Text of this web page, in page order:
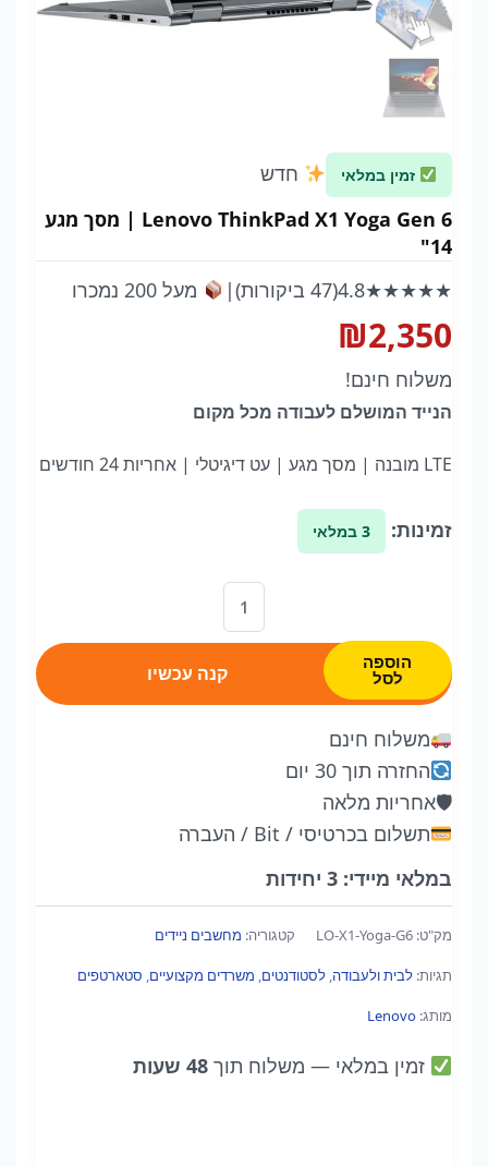
זמין במלאי
חדש
Lenovo ThinkPad X1 Yoga Gen 6 | מסך מגע
14"
★★★★★
4.8(47 ביקורות) | מעל 200 נמכרו
₪2,350
משלוח חינם!
הנייד המושלם לעבודה מכל מקום
LTE מובנה | מסך מגע | עט דיגיטלי | אחריות 24 חודשים
זמינות: 3 במלאי
כמות
של
ThinkPad
|
מגע
14"
הוספה
לסל קנה עכשיו
משלוח חינם
החזרה תוך 30 יום
🛡אחריות מלאה
תשלום בכרטיסי / Bit / העברה
במלאי מיידי: 3 יחידות
מק"ט: LO-X1-Yoga-G6 קטגוריה: מחשבים ניידים
תגיות: לבית ולעבודה, לסטודנטים, משרדים מקצועיים, סטארטפים
מותג: Lenovo
זמין במלאי — משלוח תוך48 שעות